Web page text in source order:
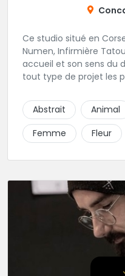
Ce studio situé en
Numen, Infirmière Tatoueuse.
accueil et son sens du
tout type de projet les
Abstrait
Animal
Femme
Fleur